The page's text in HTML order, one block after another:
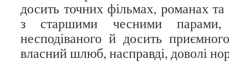
досить точних фільмах, романах та
з старшими чесними
несподіваного й досить
власний шлюб, насправді, доволі